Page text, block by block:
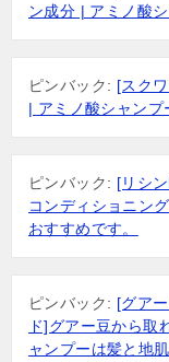
ン成分 | アミノ酸
ピンバック: [スク
| アミノ酸シャンプ
ピンバック: [リシ
コンディショニン
おすすめです。
ピンバック: [グア
ド]グアー豆から取
ャンプーは髪と地